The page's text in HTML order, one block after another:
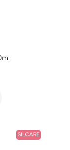
SILCARE